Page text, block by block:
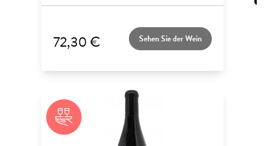
72,30 € Sehen Sie der Wein